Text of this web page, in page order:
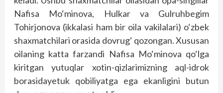
Nafisa Mo‘minova, Hulkar va Gulruhbegim
Tohirjonova (ikkalasi ham bir oila vakilalari) o‘zbek
shaxmatchilari orasida dovrug‘ qozongan. Xususan
oilaning katta farzandi Nafisa Mo‘minova qo‘lga
kiritgan yutuqlar xotin-qizlarimizning aql-idrok
borasidayetuk qobiliyatga ega ekanligini butun